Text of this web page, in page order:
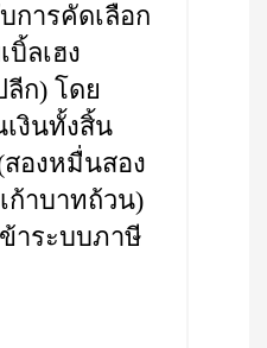
การคัดเลือก
ลเฮง
ก) โดย
เงินทั้งสิ้น
สองหมื่นสอง
ก้าบาทถ้วน)
าระบบภาษี